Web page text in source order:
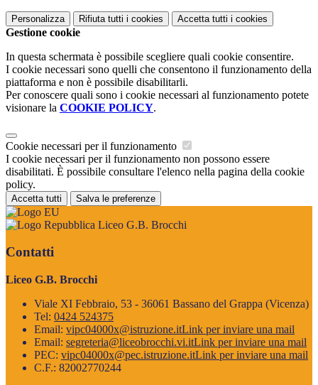
Personalizza Rifiuta tutti i cookies Accetta tutti i cookies
Gestione cookie
In questa schermata è possibile scegliere quali cookie consentire.
I cookie necessari sono quelli che consentono il funzionamento della
piattaforma e non è possibile disabilitarli.
Per conoscere quali sono i cookie necessari al funzionamento potete
visionare la COOKIE POLICY.
Cookie necessari per il funzionamento
I cookie necessari per il funzionamento non possono essere
disabilitati. È possibile consultare l'elenco nella pagina della cookie
policy.
Accetta tutti Salva le preferenze
Liceo G.B. Brocchi
Contatti
Liceo G.B. Brocchi
Viale XI Febbraio, 53 - 36061 Bassano del Grappa (Vicenza)
Tel: 0424 524375
Email: vipc04000x@istruzione.itLink per inviare una mail
Email: segreteria@liceobrocchi.vi.itLink per inviare una mail
PEC: vipc04000x@pec.istruzione.itLink per inviare una mail
C.F.: 82002770244